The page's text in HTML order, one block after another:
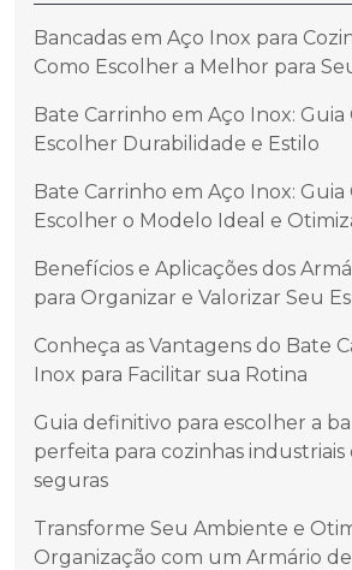
Bancadas em Aço Inox para
Como Escolher a Melhor para
Bate Carrinho em Aço Inox:
Escolher Durabilidade e Estilo
Bate Carrinho em Aço Inox:
Escolher o Modelo Ideal e
Benefícios e Aplicações dos
para Organizar e Valorizar Seu
Conheça as Vantagens do Bate
Inox para Facilitar sua Rotina
Guia definitivo para escolher a
perfeita para cozinhas industriais
seguras
Transforme Seu Ambiente e
Organização com um Armário